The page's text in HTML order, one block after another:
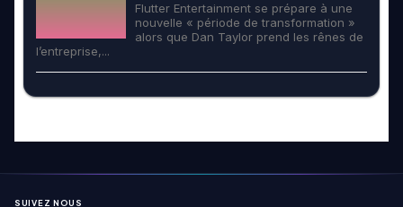
Flutter Entertainment se prépare à une
nouvelle « période de transformation »
alors que Dan Taylor prend les rênes de
l’entreprise,...
SUIVEZ NOUS